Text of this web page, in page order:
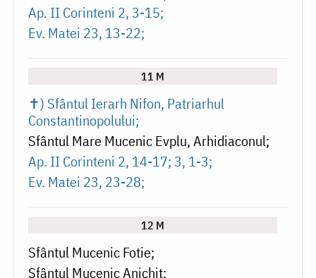
Ap. II Corinteni 2, 3-15
Ev. Matei 23, 13-22
11 M
✝) Sfântul Ierarh Nifon, Patriarhul
Constantinopolului
Sfântul Mare Mucenic Evplu, Arhidiaconul
Ap. II Corinteni 2, 14-17; 3, 1-3
Ev. Matei 23, 23-28
12 M
Sfântul Mucenic Fotie
Sfântul Mucenic Anichit